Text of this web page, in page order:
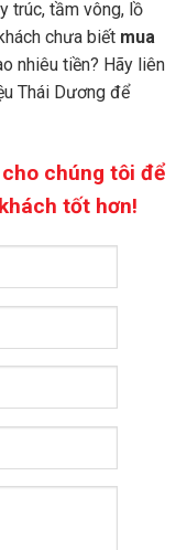
trúc, tầm vông, lồ
chưa biết mua
nhiêu tiền? Hãy liên
Thái Dương để
chúng tôi để
tốt hơn!